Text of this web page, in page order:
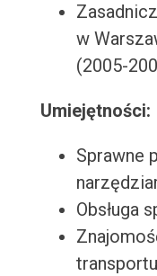
w
(2005-
Umiejętności:
Sprawne
Obsługa